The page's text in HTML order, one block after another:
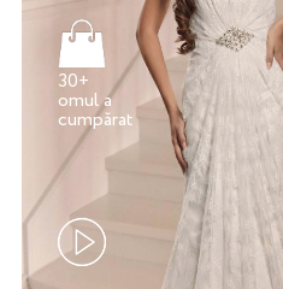
30+
omul a